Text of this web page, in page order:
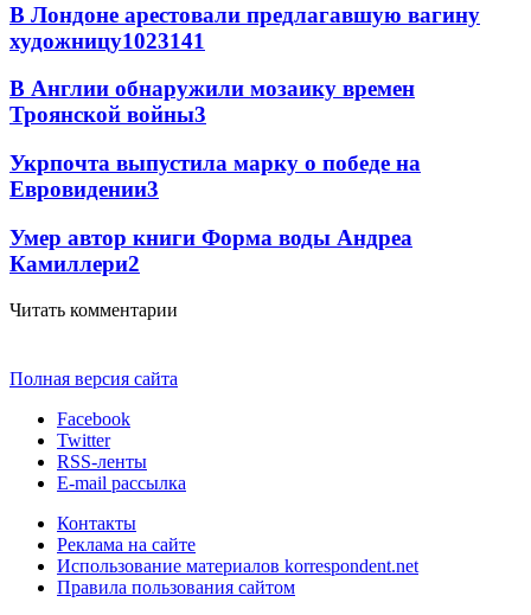
В Лондоне арестовали предлагавшую вагину
художницу1023141
В Англии обнаружили мозаику времен
Троянской войны3
Укрпочта выпустила марку о победе на
Евровидении3
Умер автор книги Форма воды Андреа
Камиллери2
Читать комментарии
Полная версия сайта
Facebook
Twitter
RSS-ленты
E-mail рассылка
Контакты
Реклама на сайте
Использование материалов korrespondent.net
Правила пользования сайтом